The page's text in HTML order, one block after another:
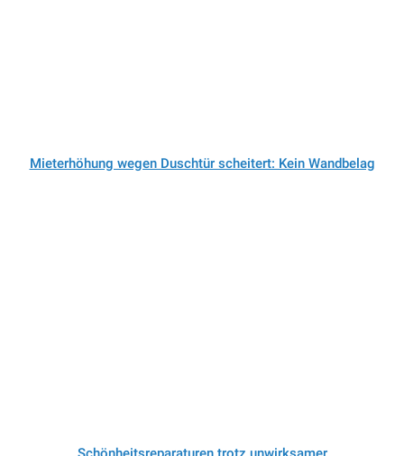
Mieterhöhung wegen Duschtür scheitert: Kein Wandbelag